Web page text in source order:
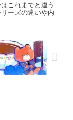
これまでと違う
ーズの違いや内